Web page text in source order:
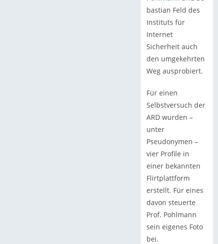
bastian Feld des
Instituts für
Internet
Sicherheit auch
den umgekehrten
Weg ausprobiert.
Für einen
Selbstversuch der
ARD wurden –
unter
Pseudonymen –
vier Profile in
einer bekannten
Flirtplattform
erstellt. Für eines
davon steuerte
Prof. Pohlmann
sein eigenes Foto
bei.